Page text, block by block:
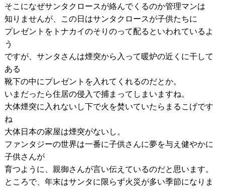
そこになぜサンタクロースが絡んでくるのか管理マンは
知りませんが、この日はサンタクロースが子供たちに
プレゼントをトナカイのそりのって配るといわれているよ
う
ですが、サンタさんは煙突から入って暖炉の近くに干して
ある
靴下の中にプレゼントを入れてくれるのだとか。
いまだったら住居の侵入で捕まってしまいますね。
大体煙突に入れないし下で火を焚いていたらまるこげです
ね
大体日本の家屋は煙突がないし。
ファンタジーの世界は一番に子供さんに夢を与え健やかに
子供さんが
育つように、親御さんが言い伝えているのだと思います。
ところで、年末はサンタに限らず火災が多い季節になりま